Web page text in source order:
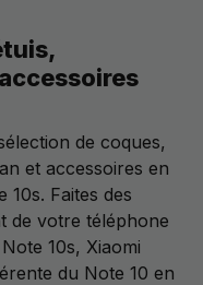
de coques,
et accessoires en
10s. Faites des
de votre téléphone
10s, Xiaomi
du Note 10 en